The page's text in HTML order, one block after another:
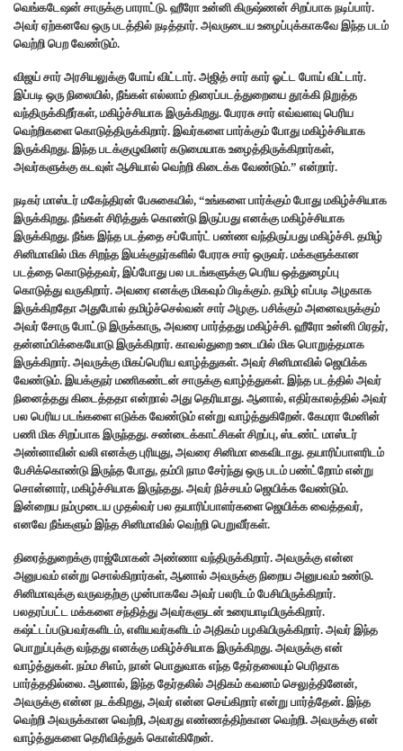
வெங்கடேஷன் சாருக்கு பாராட்டு. ஹீரோ உன்னி கிருஷ்ணன் சிறப்பாக நடிப்பார்.
அவர் ஏற்கனவே ஒரு படத்தில் நடித்தார். அவருடைய உழைப்புக்காகவே இந்த படம்
வெற்றி பெற வேண்டும்.
விஜய் சார் அரசியலுக்கு போய் விட்டார். அஜித் சார் கார் ஓட்ட போய் விட்டார்.
இப்படி ஒரு நிலையில், நீங்கள் எல்லாம் திரைப்படத்துறையை தூக்கி நிறுத்த
வந்திருக்கிறீர்கள், மகிழ்ச்சியாக இருக்கிறது. பேரரசு சார் எவ்வளவு பெரிய
வெற்றிகளை கொடுத்திருக்கிறார். இவர்களை பார்க்கும் போது மகிழ்ச்சியாக
இருக்கிறது. இந்த படக்குழுவினர் கடுமையாக உழைத்திருக்கிறார்கள்,
அவர்களுக்கு கடவுள் ஆசியால் வெற்றி கிடைக்க வேண்டும்.” என்றார்.
நடிகர் மாஸ்டர் மகேந்திரன் பேசுகையில், “உங்களை பார்க்கும் போது மகிழ்ச்சியாக
இருக்கிறது. நீங்கள் சிரித்துக் கொண்டு இருப்பது எனக்கு மகிழ்ச்சியாக
இருக்கிறது. நீங்க இந்த படத்தை சப்போர்ட் பண்ண வந்திருப்பது மகிழ்ச்சி. தமிழ்
சினிமாவில் மிக சிறந்த இயக்குநர்களில் பேரரசு சார் ஒருவர். மக்களுக்கான
படத்தை கொடுத்தவர், இப்போது பல படங்களுக்கு பெரிய ஒத்துழைப்பு
கொடுத்து வருகிறார். அவரை எனக்கு மிகவும் பிடிக்கும். தமிழ் எப்படி அழகாக
இருக்கிறதோ அதுபோல் தமிழ்ச்செல்வன் சார் அழகு. பசிக்கும் அனைவருக்கும்
அவர் சோரு போட்டு இருக்காரு, அவரை பார்த்தது மகிழ்ச்சி. ஹீரோ உன்னி பிரதர்,
தன்னம்பிக்கையோடு இருக்கிறார். காவல்துறை உடையில் மிக பொறுத்தமாக
இருக்கிறார். அவருக்கு மிகப்பெரிய வாழ்த்துகள். அவர் சினிமாவில் ஜெயிக்க
வேண்டும். இயக்குநர் மணிகண்டன் சாருக்கு வாழ்த்துகள். இந்த படத்தில் அவர்
நினைத்தது கிடைத்ததா என்றால் அது தெரியாது. ஆனால், எதிர்காலத்தில் அவர்
பல பெரிய படங்களை எடுக்க வேண்டும் என்று வாழ்த்துகிறேன். கேமரா மேனின்
பணி மிக சிறப்பாக இருந்தது. சண்டைக்காட்சிகள் சிறப்பு, ஸ்டண்ட் மாஸ்டர்
அண்னாவின் வலி எனக்கு புரியுது, அவரை சினிமா கைவிடாது. தயாரிப்பாளரிடம்
பேசிக்கொண்டு இருந்த போது, தம்பி நாம சேர்ந்து ஒரு படம் பண்ட்றோம் என்று
சொன்னார், மகிழ்ச்சியாக இருந்தது. அவர் நிச்சயம் ஜெயிக்க வேண்டும்.
இன்றைய நம்முடைய முதல்வர் பல தயாரிப்பாளர்களை ஜெயிக்க வைத்தவர்,
எனவே நீங்களும் இந்த சினிமாவில் வெற்றி பெறுவீர்கள்.
திரைத்துறைக்கு ராஜ்மோகன் அண்ணா வந்திருக்கிறார். அவருக்கு என்ன
அனுபவம் என்று சொல்கிறார்கள், ஆனால் அவருக்கு நிறைய அனுபவம் உண்டு.
சினிமாவுக்கு வருவதற்கு முன்பாகவே அவர் பலரிடம் பேசியிருக்கிறார்.
பலதரப்பட்ட மக்களை சந்தித்து அவர்களுடன் உரையாடியிருக்கிறார்.
கஷ்ட்டப்படுபவர்களிடம், எளியவர்களிடம் அதிகம் பழகியிருக்கிறார். அவர் இந்த
பொறுப்புக்கு வந்தது எனக்கு மகிழ்ச்சியாக இருக்கிறது. அவருக்கு என்
வாழ்த்துகள். நம்ம சிஎம், நான் பொதுவாக எந்த தேர்தலையும் பெரிதாக
பார்த்ததில்லை. ஆனால், இந்த தேர்தலில் அதிகம் கவனம் செலுத்தினேன்,
அவருக்கு என்ன நடக்கிறது, அவர் என்ன செய்கிறார் என்று பார்த்தேன். இந்த
வெற்றி அவருக்கான வெற்றி, அவரது எண்ணத்திற்கான வெற்றி. அவருக்கு என்
வாழ்த்துகளை தெரிவித்துக் கொள்கிறேன்.